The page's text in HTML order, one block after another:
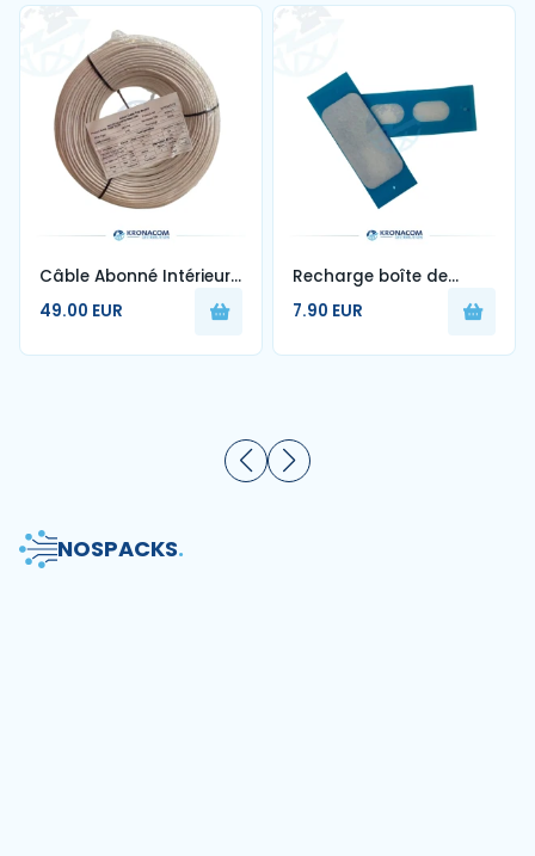
Câble Abonné Intérieur
1FO Blanc G657A2 250m
49.00 EUR
Recharge boîte de
nettoyage de fibre
optique
7.90 EUR
NOSPACKS.